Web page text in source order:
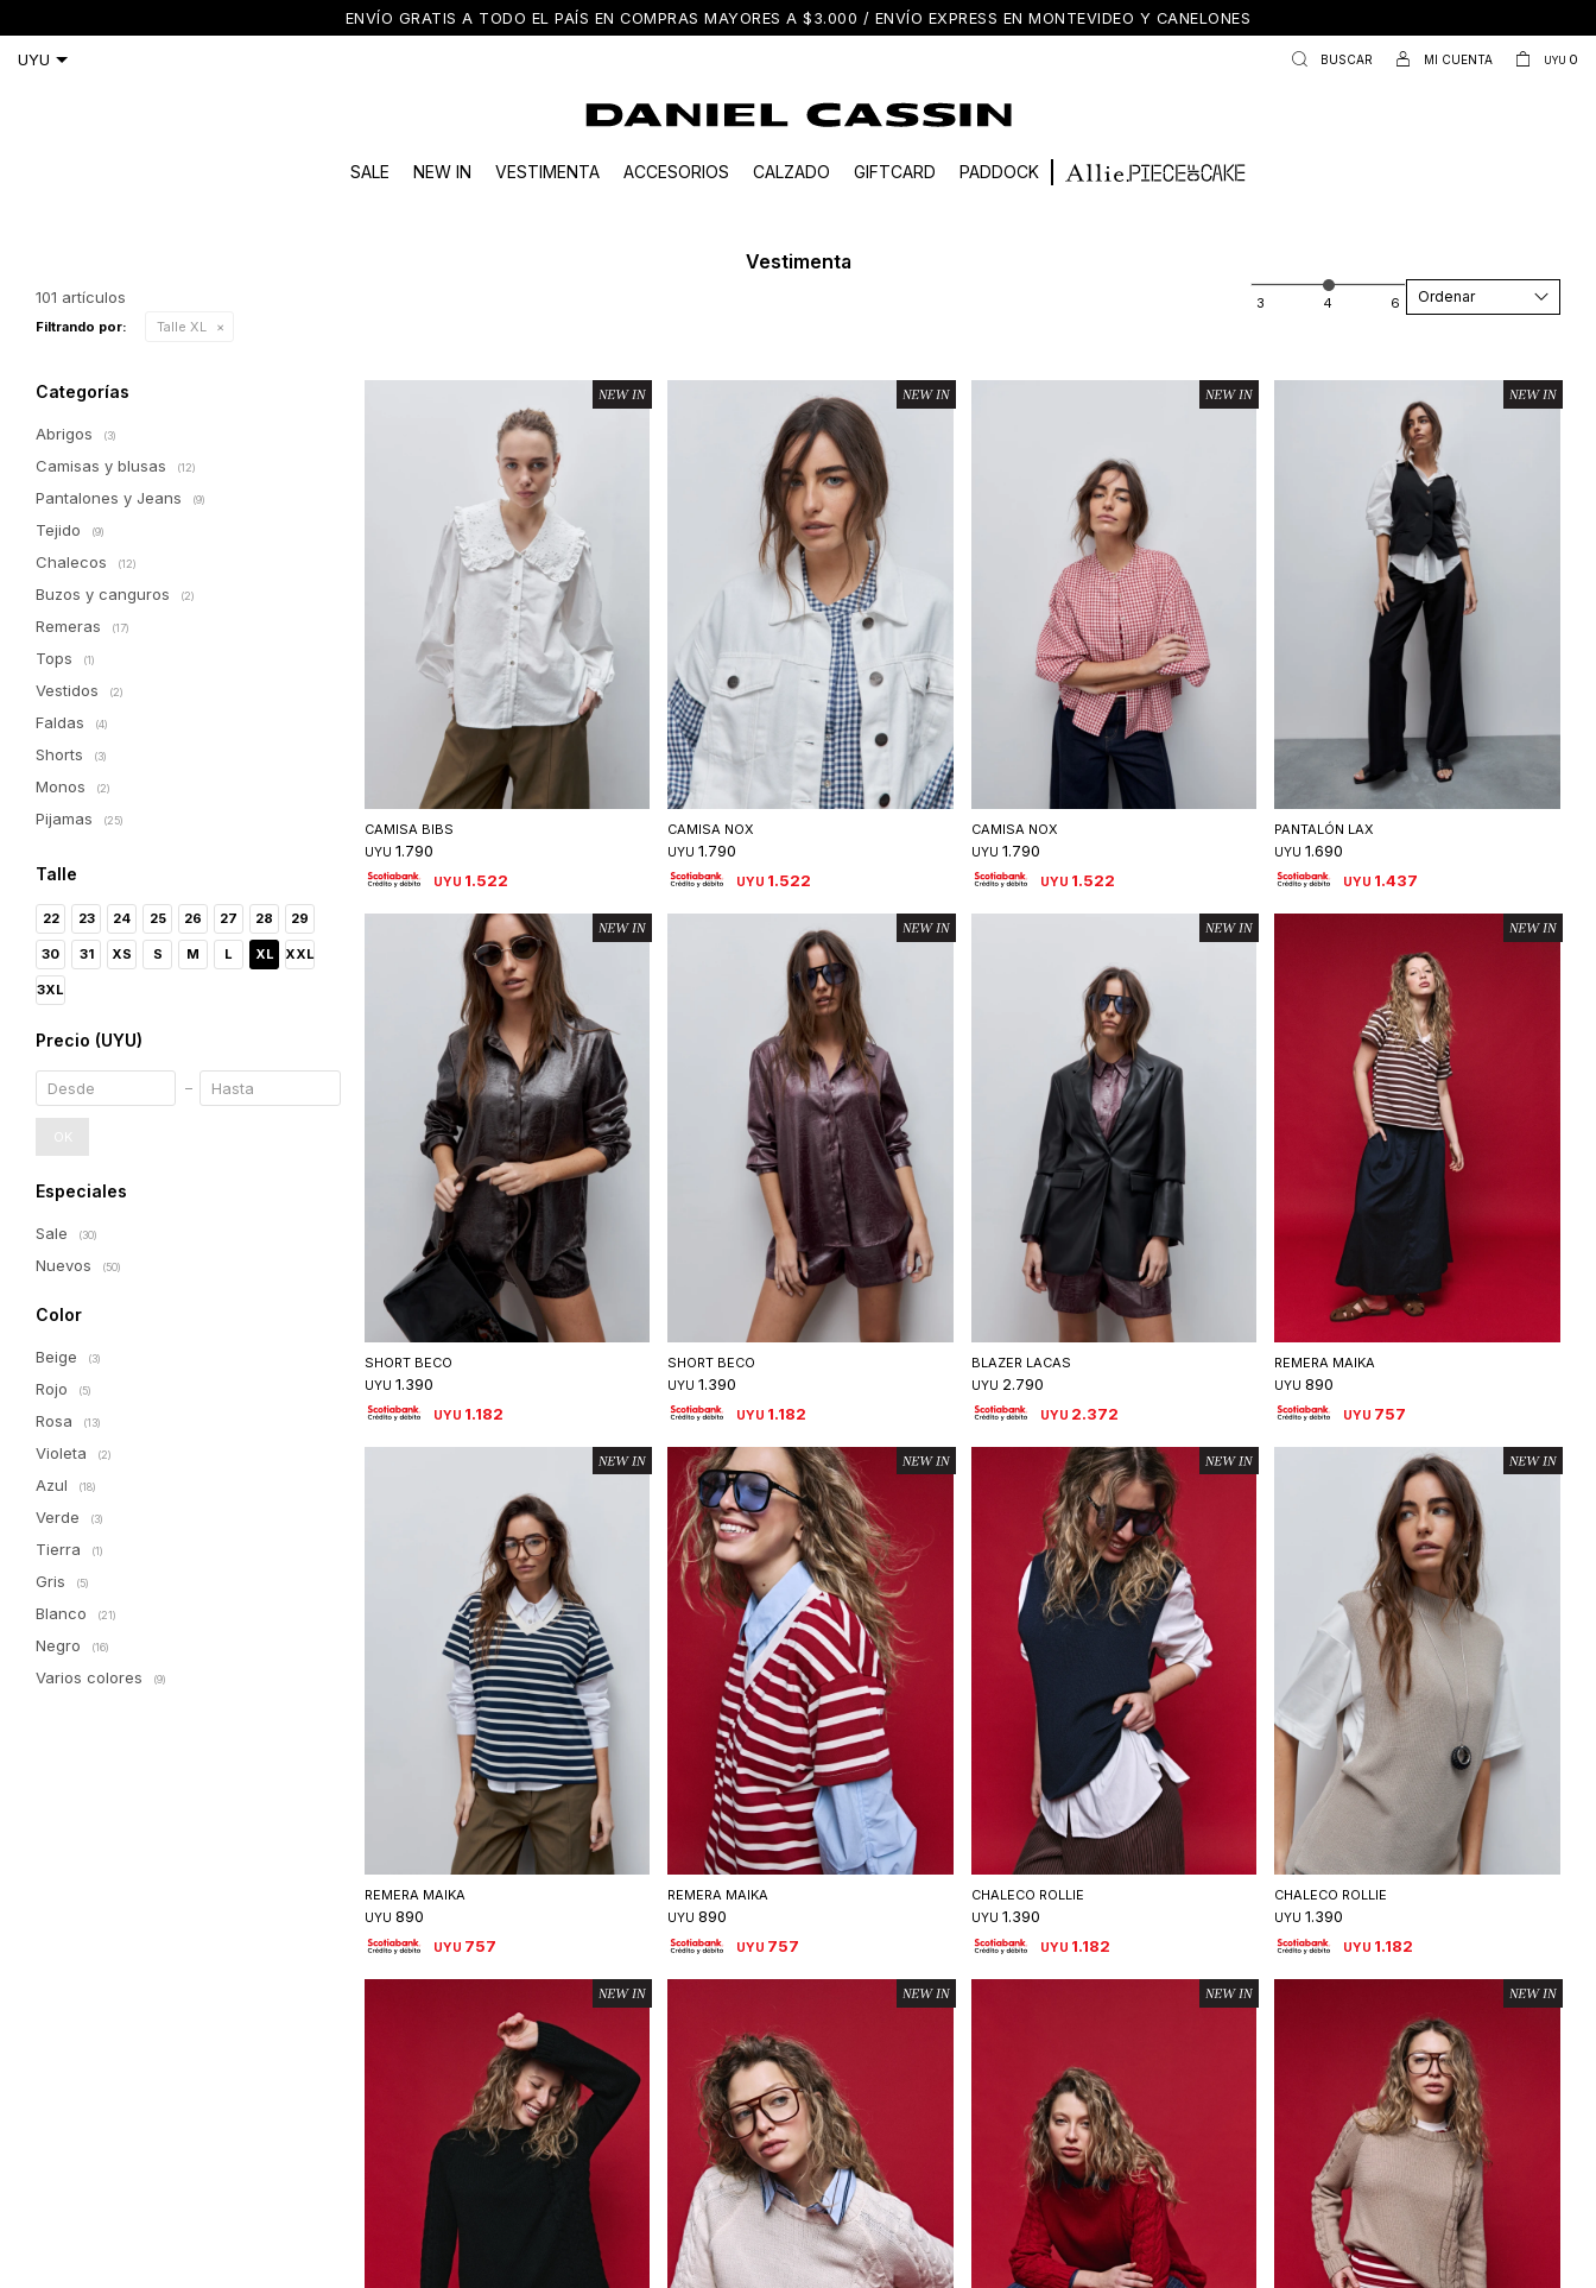
ENVÍO GRATIS A TODO EL PAÍS EN COMPRAS MAYORES A $3.000 / ENVÍO EXPRESS EN MONTEVIDEO Y CANELONES
SALE NEW IN VESTIMENTA ACCESORIOS CALZADO GIFTCARD PADDOCK
UYU 0
Vestimenta
101 artículos Recomendados
Filtrando por: Talle XL
Seleccionar talle
CAMISA BIBS
UYU 1.790
UYU 1.522
Seleccionar talle
CAMISA NOX
UYU 1.790
UYU 1.522
Seleccionar talle
CAMISA NOX
UYU 1.790
UYU 1.522
Seleccionar talle
PANTALÓN LAX
UYU 1.690
UYU 1.437
Seleccionar talle
SHORT BECO
UYU 1.390
UYU 1.182
Seleccionar talle
SHORT BECO
UYU 1.390
UYU 1.182
Seleccionar talle
BLAZER LACAS
UYU 2.790
UYU 2.372
Seleccionar talle
REMERA MAIKA
UYU 890
UYU 757
Seleccionar talle
REMERA MAIKA
UYU 890
UYU 757
Seleccionar talle
REMERA MAIKA
UYU 890
UYU 757
Seleccionar talle
CHALECO ROLLIE
UYU 1.390
UYU 1.182
Seleccionar talle
CHALECO ROLLIE
UYU 1.390
UYU 1.182
Categorías
Abrigos (3)
Camisas y blusas (12)
Pantalones y Jeans (9)
Tejido (9)
Chalecos (12)
Buzos y canguros (2)
Remeras (17)
Tops (1)
Vestidos (2)
Faldas (4)
Shorts (3)
Monos (2)
Pijamas (25)
Talle
22 23 24 25 26 27 28 29
30 31 XS S M L XL XXL
3XL
Precio (UYU)
OK
Especiales
Sale (30)
Nuevos (50)
Color
Beige (3)
Rojo (5)
Rosa (13)
Violeta (2)
Azul (18)
Verde (3)
Tierra (1)
Gris (5)
Blanco (21)
Negro (16)
Varios colores (9)